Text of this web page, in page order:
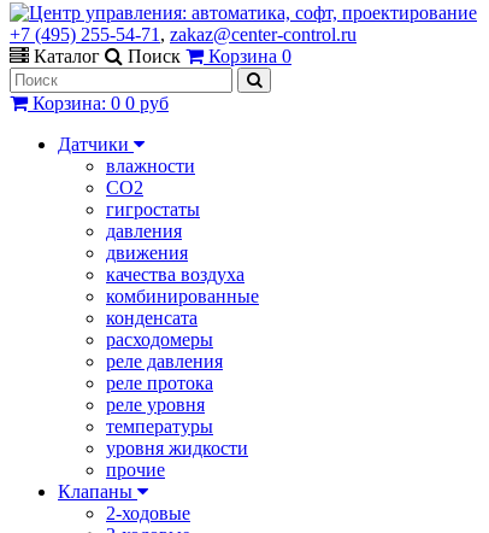
+7 (495) 255-54-71 , zakaz@center-control.ru
Каталог
Поиск Корзина 0
Корзина: 0 0 руб
Датчики
влажности
CO2
гигростаты
давления
движения
качества воздуха
комбинированные
конденсата
расходомеры
реле давления
реле протока
реле уровня
температуры
уровня жидкости
прочие
Клапаны
2-ходовые